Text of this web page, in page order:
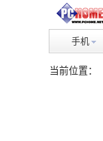
手机
当前位置：